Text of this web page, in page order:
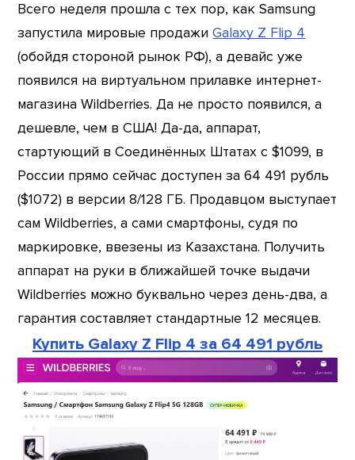
Всего неделя прошла с тех пор, как Samsung
запустила мировые продажиGalaxy Z Flip 4
(обойдя стороной рынок РФ), а девайс уже
появился на виртуальном прилавке интернет-
магазина Wildberries. Да не просто появился, а
дешевле, чем в США! Да-да, аппарат,
стартующий в Соединённых Штатах с $1099, в
России прямо сейчас доступен за 64 491 рубль
($1072) в версии 8/128 ГБ. Продавцом выступает
сам Wildberries, а сами смартфоны, судя по
маркировке, ввезены из Казахстана. Получить
аппарат на руки в ближайшей точке выдачи
Wildberries можно буквально через день-два, а
гарантия составляет стандартные 12 месяцев.
Купить Galaxy Z Flip 4 за 64 491 рубль